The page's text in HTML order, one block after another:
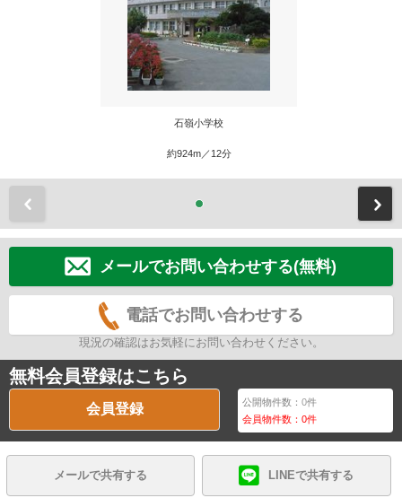
石嶺小学校
約924m／12分
メールでお問い合わせする(無料)
電話でお問い合わせする
現況の確認はお気軽にお問い合わせください。
無料会員登録はこちら
会員登録 公開物件数：0件
会員物件数：0件
メールで共有する LINEで共有する